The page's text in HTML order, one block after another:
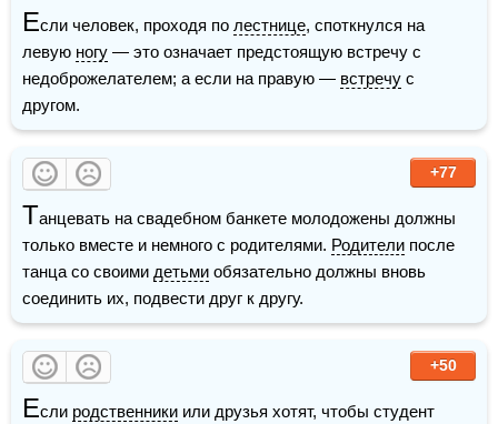
Если человек, проходя по лестнице, споткнулся на
левую ногу — это означает предстоящую встречу с
недоброжелателем; а если на правую — встречу с
другом.
+77
Танцевать на свадебном банкете молодожены должны
только вместе и немного с родителями. Родители после
танца со своими детьми обязательно должны вновь
соединить их, подвести друг к другу.
+50
Если родственники или друзья хотят, чтобы студент